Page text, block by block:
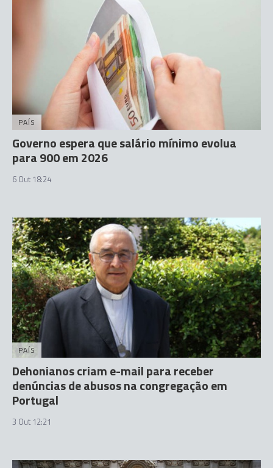
PAÍS
Governo espera que salário mínimo evolua
para 900 em 2026
6 Out 18:24
PAÍS
Dehonianos criam e-mail para receber
denúncias de abusos na congregação em
Portugal
3 Out 12:21